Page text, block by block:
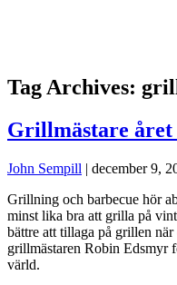
Tag Archives:
Grillmästare året
John Sempill | december 9,
Grillning och barbecue hör
minst lika bra att grilla på
bättre att tillaga på grillen
grillmästaren Robin Edsmyr
värld.